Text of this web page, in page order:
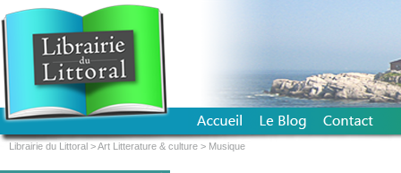
Librairie du Littoral >Art Litterature & culture > Musique